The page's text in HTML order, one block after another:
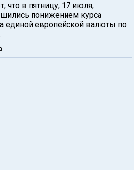
что в пятницу, 17 июля,
понижением курса
единой европейской валюты по